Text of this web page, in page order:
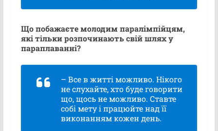
Що побажаєте молодим паралімпійцям,
які тільки розпочинають свій шлях у
параплаванні?
– Все в житті можливо. Нікого
не слухайте, хто буде говорити
що, щось не можливо. Ставте
собі мету і працюйте над її
виконанням кожен день.